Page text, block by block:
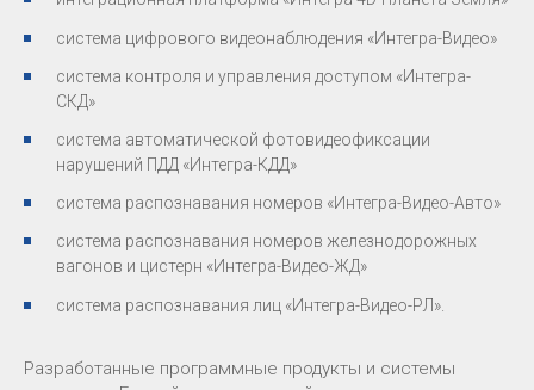
система цифрового видеонаблюдения «Интегра-Видео»
система контроля и управления доступом «Интегра-
СКД»
система автоматической фотовидеофиксации
нарушений ПДД «Интегра-КДД»
система распознавания номеров «Интегра-Видео-Авто»
система распознавания номеров железнодорожных
вагонов и цистерн «Интегра-Видео-ЖД»
система распознавания лиц «Интегра-Видео-РЛ».
Разработанные программные продукты и системы